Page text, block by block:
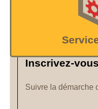
Inscrivez-vous
Suivre la démarche